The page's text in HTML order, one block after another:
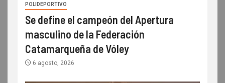
POLIDEPORTIVO
Se define el campeón del Apertura
masculino de la Federación
Catamarqueña de Vóley
6 agosto, 2026